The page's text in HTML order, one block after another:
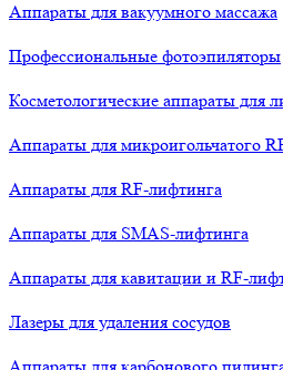
Аппараты для вакуумного массажа
Профессиональные фотоэпиляторы
Косметологические аппараты для
Аппараты для микроигольчатого
Аппараты для RF-лифтинга
Аппараты для SMAS-лифтинга
Аппараты для кавитации и RF-
Лазеры для удаления сосудов